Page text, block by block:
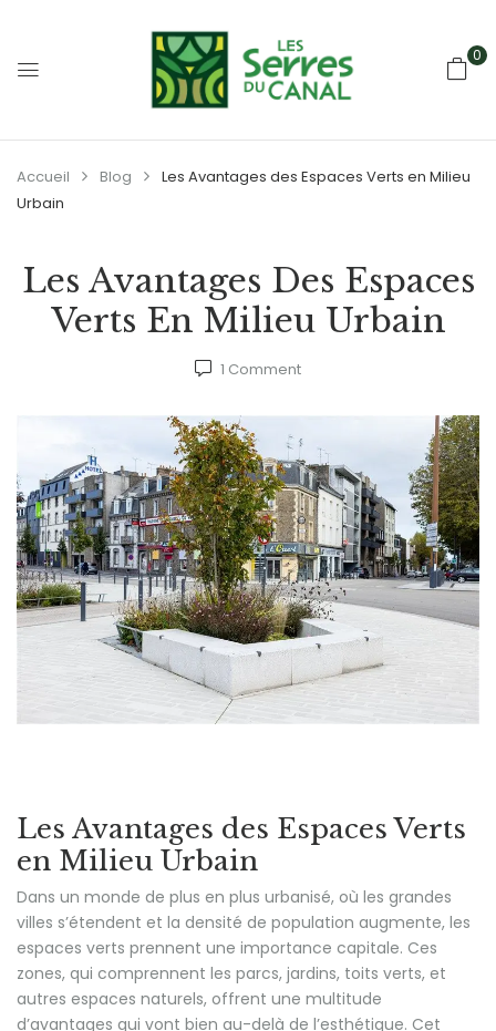
0
Accueil Blog
Les Avantages des Espaces Verts en Milieu
Urbain
Les Avantages Des Espaces
Verts En Milieu Urbain
1 Comment
Les Avantages des Espaces Verts
en Milieu Urbain
Dans un monde de plus en plus urbanisé, où les grandes
villes s’étendent et la densité de population augmente, les
espaces verts prennent une importance capitale. Ces
zones, qui comprennent les parcs, jardins, toits verts, et
autres espaces naturels, offrent une multitude
d’avantages qui vont bien au-delà de l’esthétique. Cet